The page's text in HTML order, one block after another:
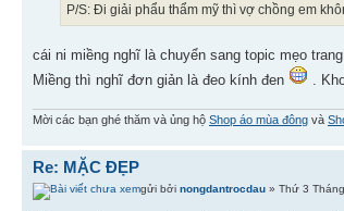
P/S: Đi giải phẩu thẩm mỹ thì vợ chồng em
cái ni miềng nghĩ là chuyển sang topic mẹo
Miềng thì nghĩ đơn giản là đeo kính đen
.
Mời các bạn ghé thăm và ủng hộ Shop áo mùa đông và
Re: MẶC ĐẸP
gửi bởi nongdantrocdau » Thứ 3